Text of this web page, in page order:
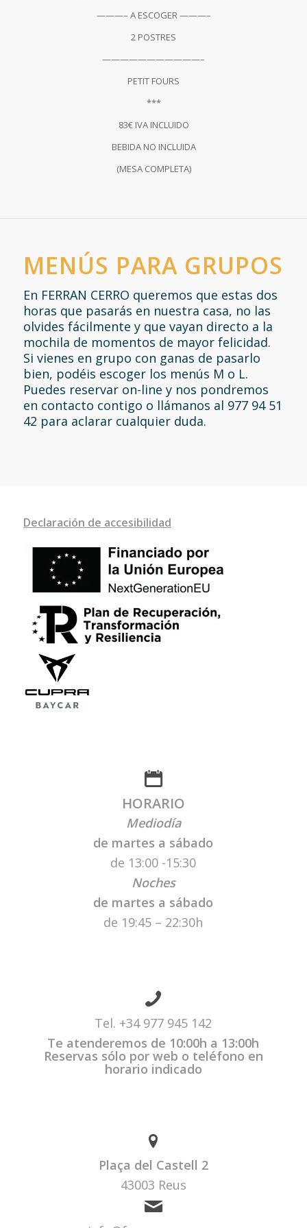
———– A ESCOGER ———–
2 POSTRES
———————————–
PETIT FOURS
***
83€ IVA INCLUIDO
BEBIDA NO INCLUIDA
(MESA COMPLETA)
MENÚS PARA GRUPOS
En FERRAN CERRO queremos que estas dos
horas que pasarás en nuestra casa, no las
olvides fácilmente y que vayan directo a la
mochila de momentos de mayor felicidad.
Si vienes en grupo con ganas de pasarlo
bien, podéis escoger los menús M o L.
Puedes reservar on-line y nos pondremos
en contacto contigo o llámanos al 977 94 51
42 para aclarar cualquier duda.
Declaración de accesibilidad
HORARIO
Mediodía
de martes a sábado
de 13:00 -15:30
Noches
de martes a sábado
de 19:45 – 22:30h
Tel. +34 977 945 142
Te atenderemos de 10:00h a 13:00h
Reservas sólo por web o teléfono en
horario indicado
Plaça del Castell 2
43003 Reus